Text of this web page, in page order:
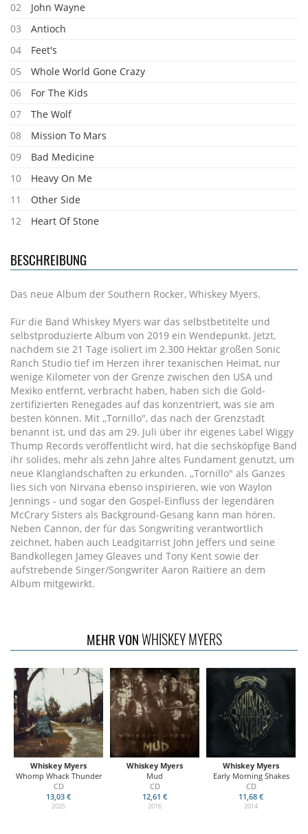
02
John Wayne
03
Antioch
04
Feet's
05
Whole World Gone Crazy
06
For The Kids
07
The Wolf
08
Mission To Mars
09
Bad Medicine
10
Heavy On Me
11
Other Side
12
Heart Of Stone
BESCHREIBUNG
Das neue Album der Southern Rocker, Whiskey Myers.
Für die Band Whiskey Myers war das selbstbetitelte und
selbstproduzierte Album von 2019 ein Wendepunkt. Jetzt,
nachdem sie 21 Tage isoliert im 2.300 Hektar großen Sonic
Ranch Studio tief im Herzen ihrer texanischen Heimat, nur
wenige Kilometer von der Grenze zwischen den USA und
Mexiko entfernt, verbracht haben, haben sich die Gold-
zertifizierten Renegades auf das konzentriert, was sie am
besten können. Mit ,,Tornillo", das nach der Grenzstadt
benannt ist, und das am 29. Juli über ihr eigenes Label Wiggy
Thump Records veröffentlicht wird, hat die sechsköpfige Band
ihr solides, mehr als zehn Jahre altes Fundament genutzt, um
neue Klanglandschaften zu erkunden. ,,Tornillo" als Ganzes
lies sich von Nirvana ebenso inspirieren, wie von Waylon
Jennings - und sogar den Gospel-Einfluss der legendären
McCrary Sisters als Background-Gesang kann man hören.
Neben Cannon, der für das Songwriting verantwortlich
zeichnet, haben auch Leadgitarrist John Jeffers und seine
Bandkollegen Jamey Gleaves und Tony Kent sowie der
aufstrebende Singer/Songwriter Aaron Raitiere an dem
Album mitgewirkt.
MEHR VONWHISKEY MYERS
Whiskey Myers
Whomp Whack Thunder
CD
13,03 €
2025
Whiskey Myers
Mud
CD
12,61 €
2016
Whiskey Myers
Early Morning Shakes
CD
11,68 €
2014